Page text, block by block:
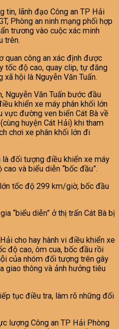
tin, lãnh đạo Công an TP Hải
Phòng an ninh mạng phối hợp
trương vào cuộc xác minh
trên.
quan công an xác định được
tốc độ cao, quay clip, tự đăng
hội là Nguyễn Văn Tuấn.
Nguyễn Văn Tuấn bước đầu
khiển xe máy phân khối lớn
đường ven biển Cát Bà về
huyện Cát Hải) khi tham
chơi xe phân khối lớn đi
là đối tượng điều khiển xe máy
và biểu diễn “bốc đầu”.
“biểu diễn” ở thị trấn Cát Bà bị
cho hay hành vi điều khiển xe
độ cao, ôm cua, bốc đầu rồi
của nhóm đối tượng trên gây
giao thông và ảnh hưởng tiêu
tục điều tra, làm rõ những đối
lượng Công an TP Hải Phòng